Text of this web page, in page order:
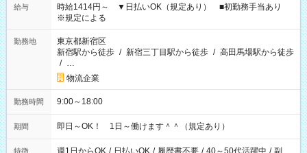
給与
時給1414円～ ▼日払いOK（規定あり） ■初勤務手当あり
※規定による
勤務地
東京都新宿区
新宿駅から徒歩 / 新宿三丁目駅から徒歩 / 高田馬場駅から徒歩
/ …
物流企業
勤務時間 9:00～18:00
期間 即日～OK！ 1日～働けます＾＾（規定あり）
特徴 週1日からOK / 日払いOK / 履歴書不要 / 40～50代活躍中 / 副